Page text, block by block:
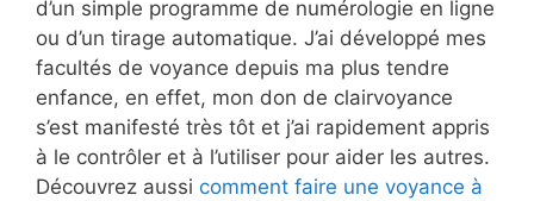
d’un simple programme de numérologie en ligne
ou d’un tirage automatique. J’ai développé mes
facultés de voyance depuis ma plus tendre
enfance, en effet, mon don de clairvoyance
s’est manifesté très tôt et j’ai rapidement appris
à le contrôler et à l’utiliser pour aider les autres.
Découvrez aussi comment faire une voyance à